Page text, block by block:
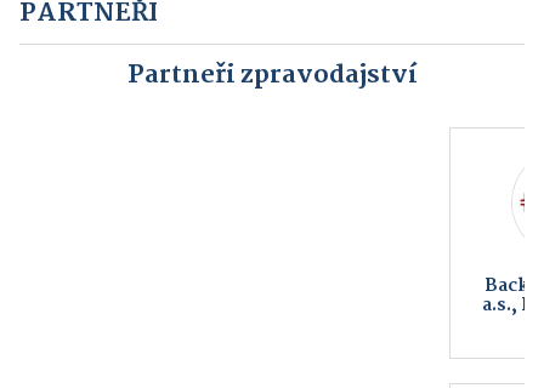
PARTNEŘI
Partneři zpravodajství